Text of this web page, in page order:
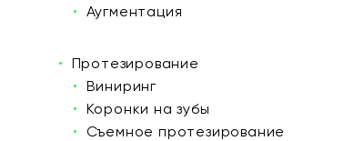
Аугментация
Протезирование
Виниринг
Коронки на зубы
Съемное протезирование